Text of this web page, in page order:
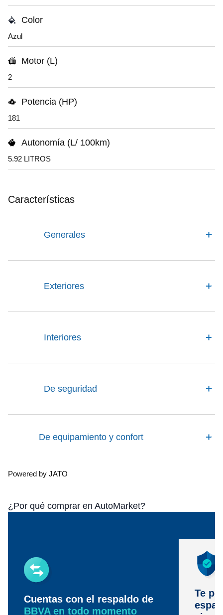
Color
Azul
Motor (L)
2
Potencia (HP)
181
Autonomía (L/ 100km)
5.92 LITROS
Características
Generales
Exteriores
Interiores
De seguridad
De equipamiento y confort
Powered by JATO
¿Por qué comprar en AutoMarket?
Cuentas con el respaldo de
BBVA en todo momento
Te